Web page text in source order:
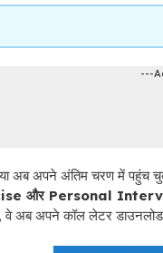
---
अब अपने अंतिम चरण में
और Personal
वे अब अपने कॉल लेटर